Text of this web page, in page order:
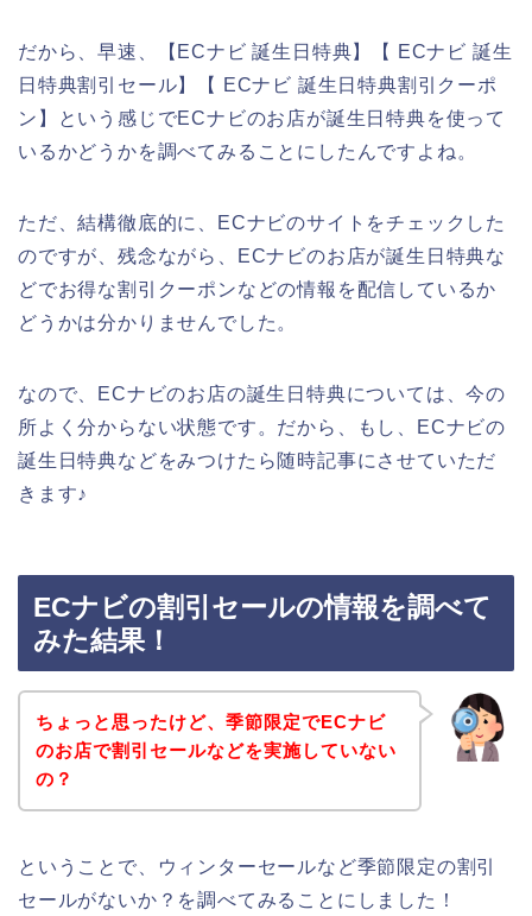
だから、早速、【ECナビ 誕生日特典】【 ECナビ 誕生
日特典割引セール】【 ECナビ 誕生日特典割引クーポ
ン】という感じでECナビのお店が誕生日特典を使って
いるかどうかを調べてみることにしたんですよね。
ただ、結構徹底的に、ECナビのサイトをチェックした
のですが、残念ながら、ECナビのお店が誕生日特典な
どでお得な割引クーポンなどの情報を配信しているか
どうかは分かりませんでした。
なので、ECナビのお店の誕生日特典については、今の
所よく分からない状態です。だから、もし、ECナビの
誕生日特典などをみつけたら随時記事にさせていただ
きます♪
ECナビの割引セールの情報を調べて
みた結果！
ちょっと思ったけど、季節限定でECナビ
のお店で割引セールなどを実施していない
の？
ということで、ウィンターセールなど季節限定の割引
セールがないか？を調べてみることにしました！